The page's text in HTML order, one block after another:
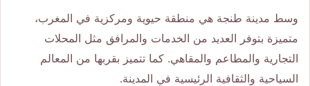
وسط مدينة طنجة هي منطقة حيوية ومركزية في المغرب،
متميزة بتوفر العديد من الخدمات والمرافق مثل المحلات
التجارية والمطاعم والمقاهي. كما تتميز بقربها من المعالم
السياحية والثقافية الرئيسية في المدينة.